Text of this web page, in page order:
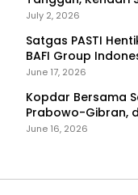
dan Bencana
July 2, 2026
Satgas PASTI
BAFI Group
June 17, 2026
Kopdar Bersama
Prabowo-Gibran,
June 16, 2026